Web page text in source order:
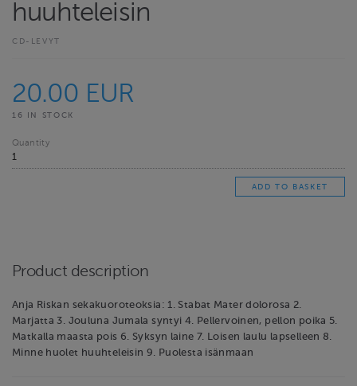
huuhteleisin
CD-LEVYT
20.00 EUR
16 IN STOCK
Quantity
Product description
Anja Riskan sekakuoroteoksia: 1. Stabat Mater dolorosa 2.
Marjatta 3. Jouluna Jumala syntyi 4. Pellervoinen, pellon poika 5.
Matkalla maasta pois 6. Syksyn laine 7. Loisen laulu lapselleen 8.
Minne huolet huuhteleisin 9. Puolesta isänmaan